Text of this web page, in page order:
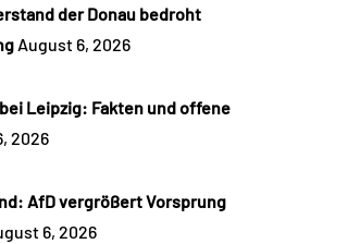
der Donau bedroht
August 6, 2026
Leipzig: Fakten und offene
2026
AfD vergrößert Vorsprung
6, 2026